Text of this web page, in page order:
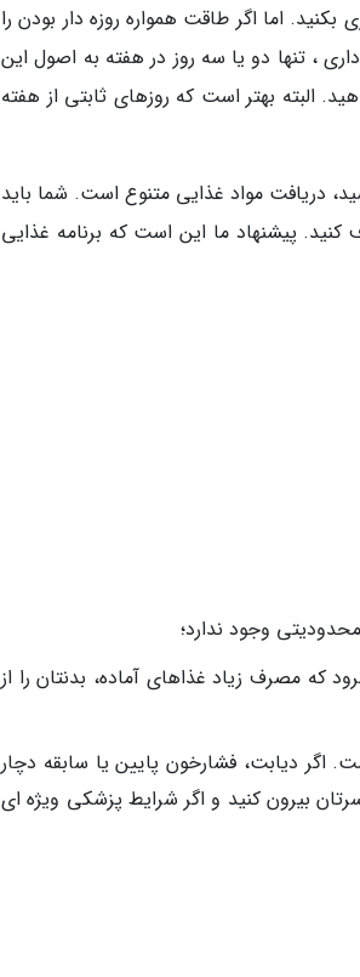
اما اگر طاقت همواره روزه دار بودن را
، تنها دو یا سه روز در هفته به اصول این
البته بهتر است که روزهای ثابتی از هفته
دریافت مواد غذایی متنوع است. شما باید
ضروری سالم را در 8 ساعت مجاز مصرف کنید. پیشنهاد ما این است که برنامه غذایی
وجود ندارد؛
که مصرف زیاد غذاهای آماده، بدنتان را از
اگر دیابت، فشارخون پایین یا سابقه دچار
بیرون کنید و اگر شرایط پزشکی ویژه ای